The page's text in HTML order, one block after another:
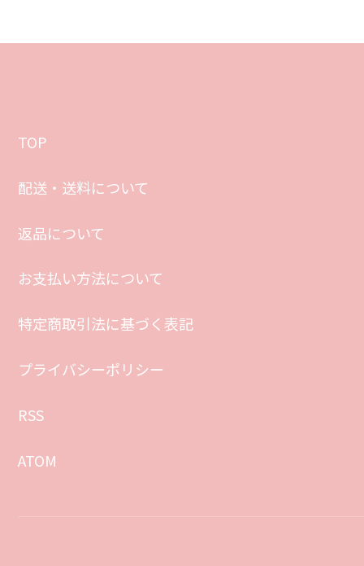
TOP
配送・送料について
返品について
お支払い方法について
特定商取引法に基づく表記
プライバシーポリシー
RSS
ATOM